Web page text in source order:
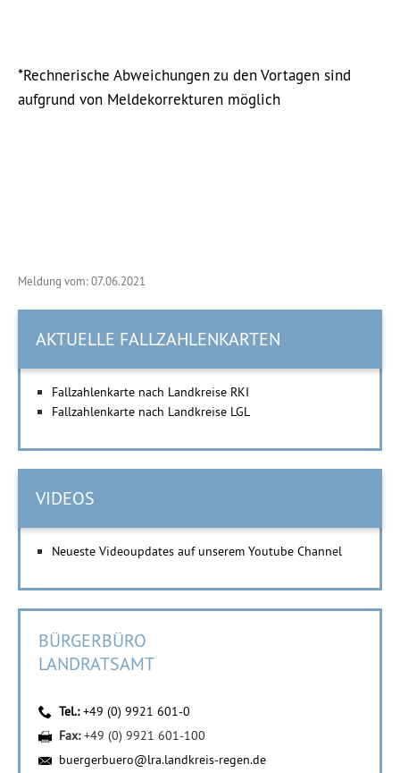
*Rechnerische Abweichungen zu den Vortagen sind
aufgrund von Meldekorrekturen möglich
Meldung vom: 07.06.2021
AKTUELLE FALLZAHLENKARTEN
Fallzahlenkarte nach Landkreise RKI
Fallzahlenkarte nach Landkreise LGL
VIDEOS
Neueste Videoupdates auf unserem Youtube Channel
BÜRGERBÜRO
LANDRATSAMT
Tel.:+49 (0) 9921 601-0
Fax:+49 (0) 9921 601-100
buergerbuero@lra.landkreis-regen.de